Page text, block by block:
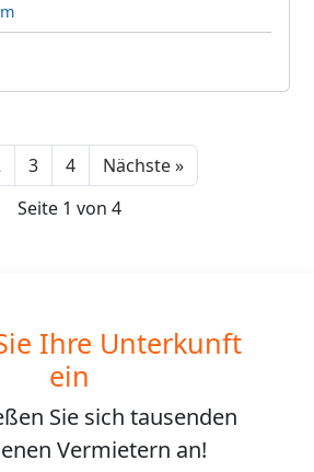
3 4 Nächste »Next
Seite 1 von 4
Ihre Unterkunft
ein
Sie sich tausenden
Vermietern an!